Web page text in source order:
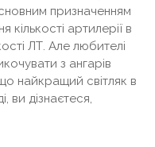
призначенням
артилерії в
ЛТ. Але любителі
з ангарів
найкращий світляк в
ви дізнаєтеся,